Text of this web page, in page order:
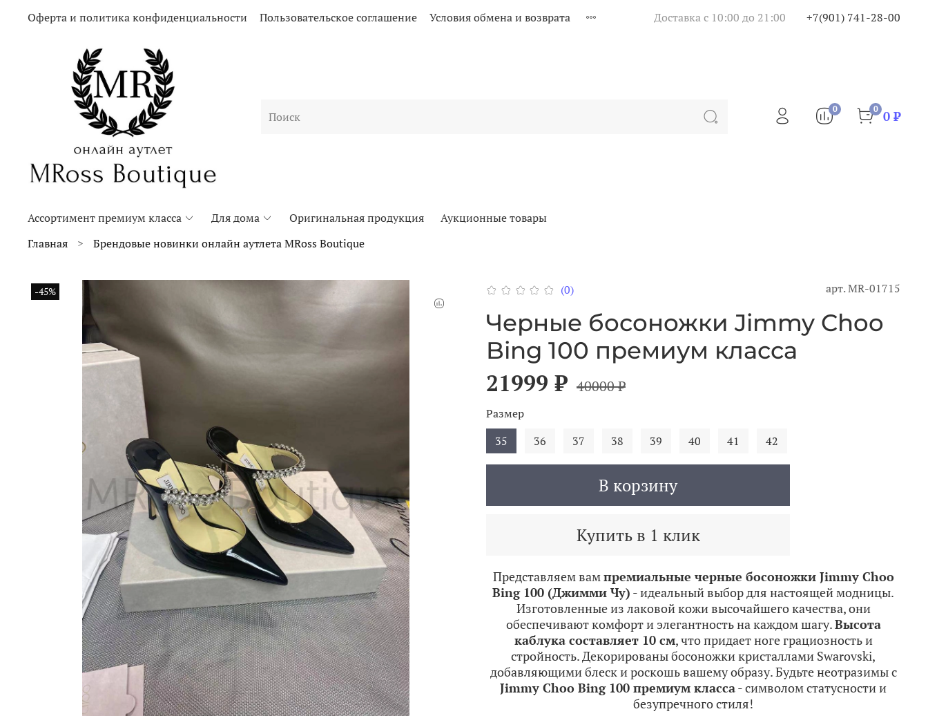
Оферта и политика конфиденциальности Пользовательское соглашение Условия обмена и возврата Доставка с 10:00 до 21:00 +7(901) 741-28-00
0 0 0 ₽
Ассортимент премиум класса Для дома Оригинальная продукция
Аукционные товары
Главная
Брендовые новинки онлайн аутлета MRoss Boutique
-45% (0) арт.MR-01715
Черные босоножки Jimmy Choo
Bing 100 премиум класса
21999 ₽ 40000 ₽
В корзину
Купить в 1 клик
Размер
35
36 37 38 39 40 41 42
Представляем вампремиальные черные босоножки Jimmy Choo
Bing 100 (Джимми Чу) - идеальный выбор для настоящей модницы.
Изготовленные из лаковой кожи высочайшего качества, они
обеспечивают комфорт и элегантность на каждом шагу.Высота
каблука составляет 10 см, что придает ноге грациозность и
стройность. Декорированы босоножки кристаллами Swarovski,
добавляющими блеск и роскошь вашему образу. Будьте неотразимы с
Jimmy Choo Bing 100 премиум класса- символом статусности и
безупречного стиля!